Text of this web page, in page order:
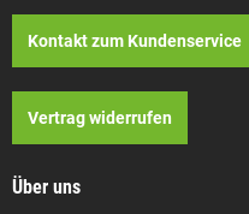
Kontakt zum Kundenservice
Vertrag widerrufen
Über uns